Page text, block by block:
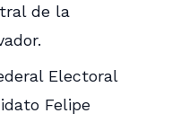
de la
Electoral
Felipe